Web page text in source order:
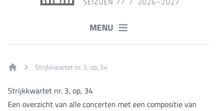
MENU
Strijkkwartet nr. 3, op, 34
Strijkkwartet nr. 3, op, 34
Een overzicht van alle concerten met een compositie van